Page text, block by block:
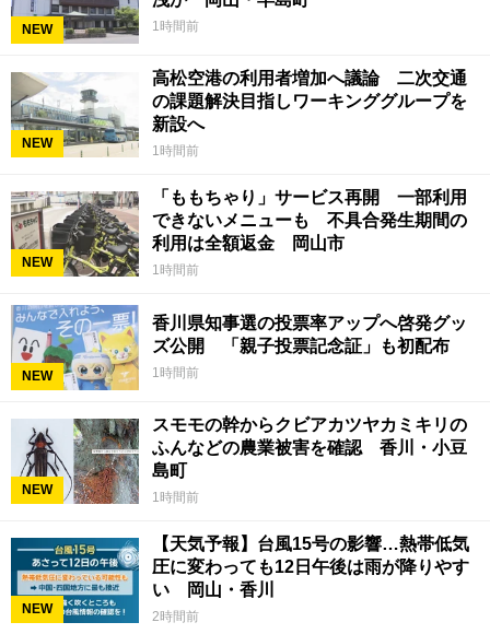
NEW 1時間前
NEW
高松空港の利用者増加へ議論 二次交通
の課題解決目指しワーキンググループを
新設へ
1時間前
NEW
「ももちゃり」サービス再開 一部利用
できないメニューも 不具合発生期間の
利用は全額返金 岡山市
1時間前
NEW
香川県知事選の投票率アップへ啓発グッ
ズ公開 「親子投票記念証」も初配布
1時間前
NEW
スモモの幹からクビアカツヤカミキリの
ふんなどの農業被害を確認 香川・小豆
島町
1時間前
NEW
【天気予報】台風15号の影響…熱帯低気
圧に変わっても12日午後は雨が降りやす
い 岡山・香川
2時間前